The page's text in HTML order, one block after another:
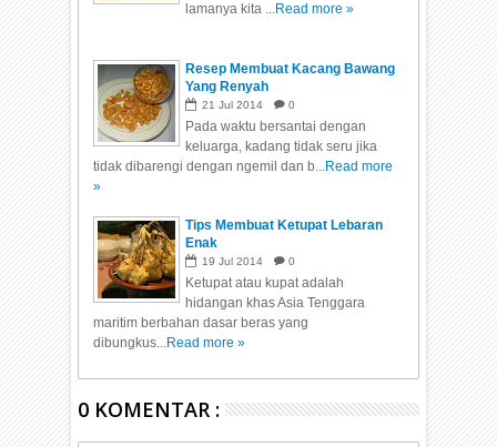
lamanya kita ...Read more »
Resep Membuat Kacang Bawang
Yang Renyah
21 Jul 2014 0
Pada waktu bersantai dengan
keluarga, kadang tidak seru jika
tidak dibarengi dengan ngemil dan b...Read more
»
Tips Membuat Ketupat Lebaran
Enak
19 Jul 2014 0
Ketupat atau kupat adalah
hidangan khas Asia Tenggara
maritim berbahan dasar beras yang
dibungkus...Read more »
0 KOMENTAR :